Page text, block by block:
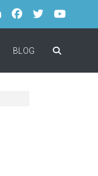
BLOG